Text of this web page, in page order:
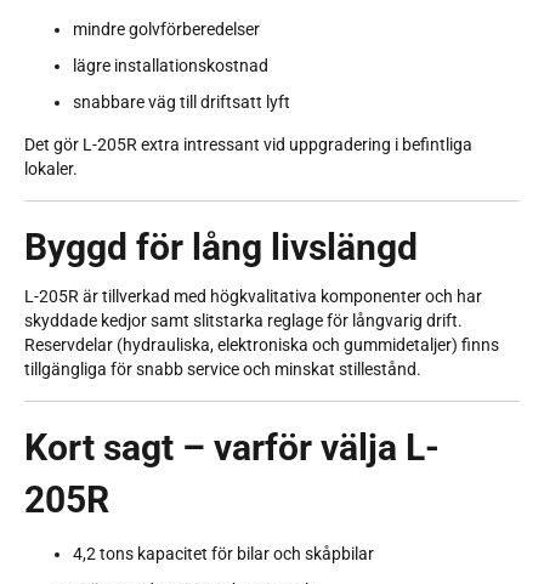
mindre golvförberedelser
lägre installationskostnad
snabbare väg till driftsatt lyft
Det gör L-205R extra intressant vid uppgradering i befintliga
lokaler.
Byggd för lång livslängd
L-205R är tillverkad med högkvalitativa komponenter och har
skyddade kedjor samt slitstarka reglage för långvarig drift.
Reservdelar (hydrauliska, elektroniska och gummidetaljer) finns
tillgängliga för snabb service och minskat stillestånd.
Kort sagt – varför välja L-
205R
4,2 tons kapacitet för bilar och skåpbilar